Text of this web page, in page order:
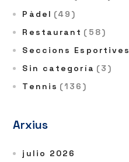
Pàdel (49)
Restaurant (58)
Seccions Esportives
Sin categoría (3)
Tennis (136)
Arxius
julio 2026